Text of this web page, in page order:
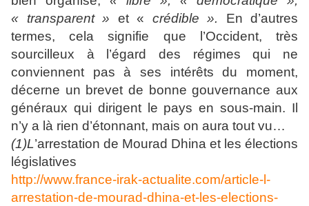
« transparent » et « crédible ». En d’autres
termes, cela signifie que l’Occident, très
sourcilleux à l’égard des régimes qui ne
conviennent pas à ses intérêts du moment,
décerne un brevet de bonne gouvernance aux
généraux qui dirigent le pays en sous-main. Il
n’y a là rien d’étonnant, mais on aura tout vu…
(1)L’arrestation de Mourad Dhina et les élections
législatives
http://www.france-irak-actualite.com/article-l-
arrestation-de-mourad-dhina-et-les-elections-